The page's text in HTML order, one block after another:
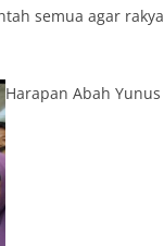
semua agar
Harapan Abah